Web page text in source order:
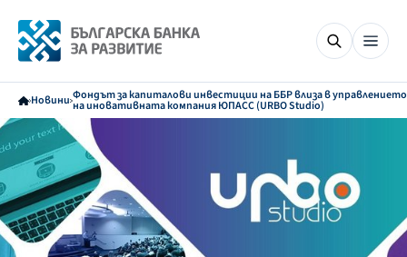
НовиниФондът за капиталови инвестиции на ББР влиза в управлението
на иновативната компания ЮПАСС (URBO Studio)